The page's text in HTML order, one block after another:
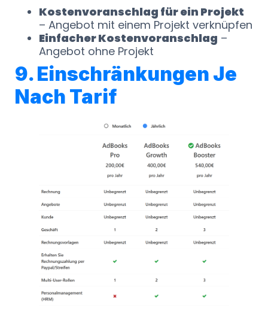
Kostenvoranschlag für ein Projekt
– Angebot mit einem Projekt verknüpfen
Einfacher Kostenvoranschlag –
Angebot ohne Projekt
9. Einschränkungen Je
Nach Tarif